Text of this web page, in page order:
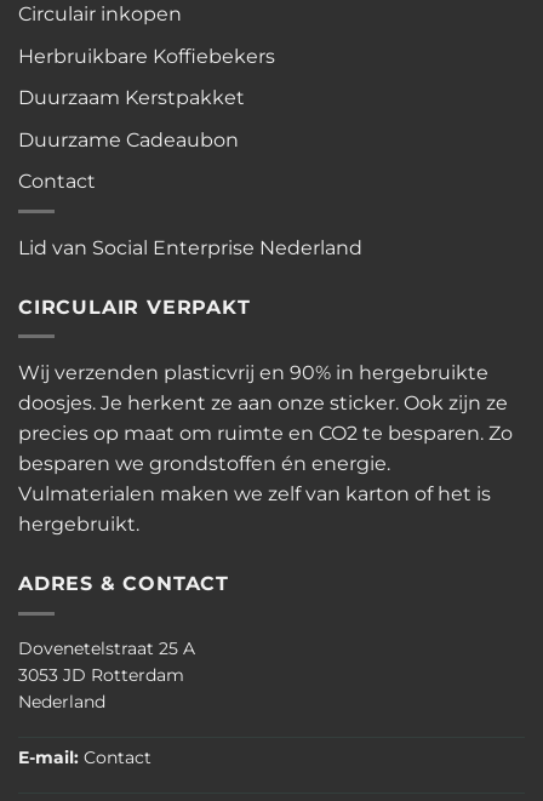
Circulair inkopen
Herbruikbare Koffiebekers
Duurzaam Kerstpakket
Duurzame Cadeaubon
Contact
Lid van Social Enterprise Nederland
CIRCULAIR VERPAKT
Wij verzenden plasticvrij en 90% in hergebruikte
doosjes. Je herkent ze aan onze sticker. Ook zijn ze
precies op maat om ruimte en CO2 te besparen. Zo
besparen we grondstoffen én energie.
Vulmaterialen maken we zelf van karton of het is
hergebruikt.
ADRES & CONTACT
Dovenetelstraat 25 A
3053 JD Rotterdam
Nederland
E-mail: Contact